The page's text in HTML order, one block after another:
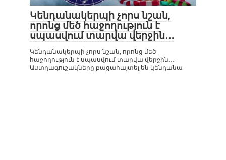
Կենդանակերպի չորս նշան,
որոնց մեծ հաջողություն է
սպասվում տարվա վերջին․․․
Կենդանակերպի չորս նշան, որոնց մեծ
հաջողություն է սպասվում տարվա վերջին․․․
Աստղագուշակները բացահայտել են կենդանա